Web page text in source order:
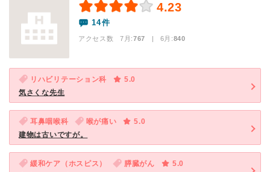
4.23
14件
アクセス数 7月:767 | 6月:840
リハビリテーション科
5.0
気さくな先生
耳鼻咽喉科 喉が痛い
5.0
建物は古いですが。
緩和ケア（ホスピス） 膵臓がん
5.0